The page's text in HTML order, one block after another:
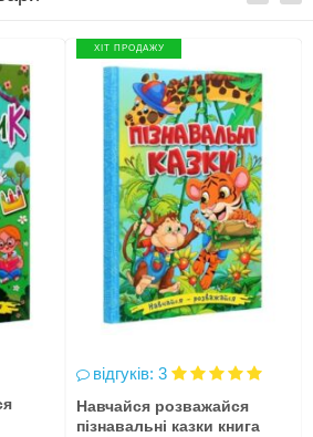
ХІТ ПРОДАЖУ
відгуків: 3
Навчайся розважайся
пізнавальні казки книга